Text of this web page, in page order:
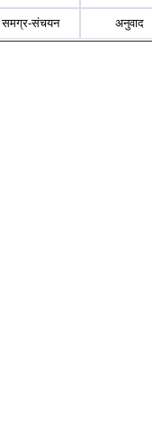
समग्र-संचयन अनुवाद